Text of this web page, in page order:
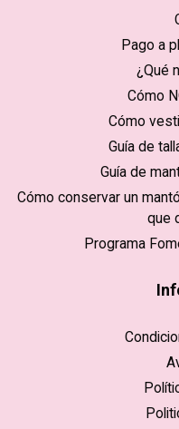
Pago a
¿Qué
Cómo
Cómo
Guía de
Guía de
Cómo conservar un
que
Programa